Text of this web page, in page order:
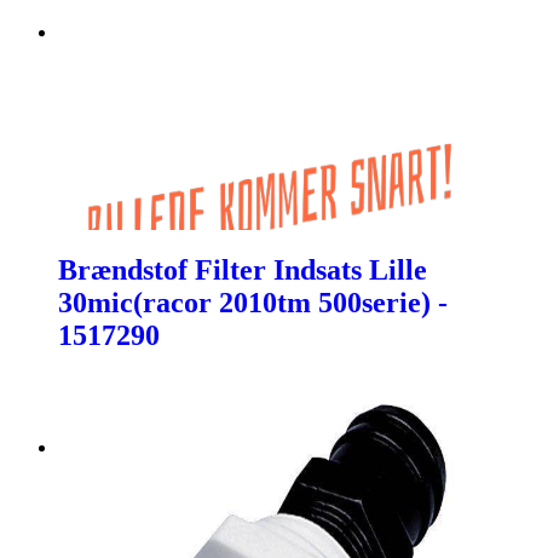
Brændstof Filter Indsats Lille
30mic(racor 2010tm 500serie) -
1517290